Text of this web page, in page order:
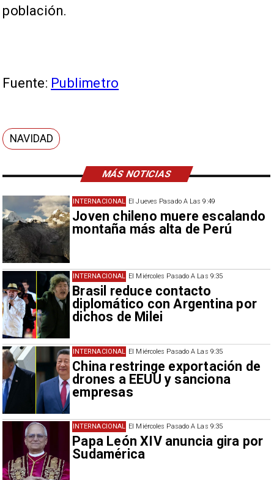
MÁS NOTICIAS
El Jueves Pasado A Las 9:49
Joven chileno muere escalando
montaña más alta de Perú
INTERNACIONAL
El Miércoles Pasado A Las 9:35
Brasil reduce contacto
diplomático con Argentina por
dichos de Milei
INTERNACIONAL
El Miércoles Pasado A Las 9:35
China restringe exportación de
drones a EEUU y sanciona
empresas
INTERNACIONAL
El Miércoles Pasado A Las 9:35
Papa León XIV anuncia gira por
Sudamérica
INTERNACIONAL
población.
Fuente: Publimetro
NAVIDAD